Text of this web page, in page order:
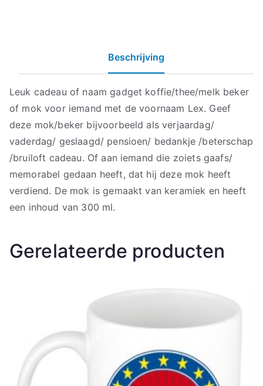
Beschrijving
Leuk cadeau of naam gadget koffie/thee/melk beker
of mok voor iemand met de voornaam Lex. Geef
deze mok/beker bijvoorbeeld als verjaardag/
vaderdag/ geslaagd/ pensioen/ bedankje /beterschap
/bruiloft cadeau. Of aan iemand die zoiets gaafs/
memorabel gedaan heeft, dat hij deze mok heeft
verdiend. De mok is gemaakt van keramiek en heeft
een inhoud van 300 ml.
Gerelateerde producten